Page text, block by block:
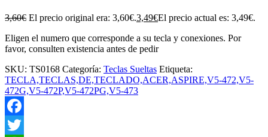
3,60€ El precio original era: 3,60€.3,49€El precio actual es: 3,49€.
Eligen el numero que corresponde a su tecla y conexiones. Por
favor, consulten existencia antes de pedir
SKU: TS0168 Categoría: Teclas Sueltas Etiqueta:
TECLA,TECLAS,DE,TECLADO,ACER,ASPIRE,V5-472,V5-
472G,V5-472P,V5-472PG,V5-473
Facebook